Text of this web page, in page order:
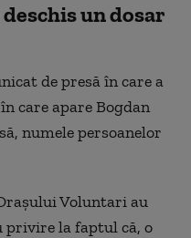
un dosar
de presă în care a
care apare Bogdan
numele persoanelor
Voluntari au
privire la faptul că, o